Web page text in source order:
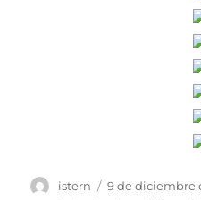
Autor
istern
Publicado
9 de diciembre